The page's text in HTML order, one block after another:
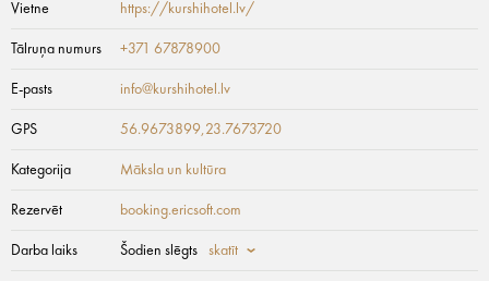
Vietne https://kurshihotel.lv/
Tālruņa numurs +371 67878900
E-pasts info@kurshihotel.lv
GPS 56.9673899,23.7673720
Kategorija Māksla un kultūra
Rezervēt booking.ericsoft.com
Darba laiks Šodien slēgts skatīt